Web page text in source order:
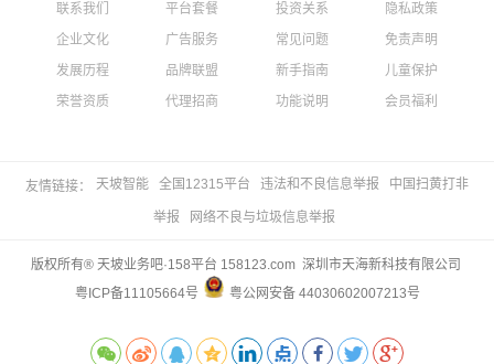
联系我们
企业文化
发展历程
荣誉资质
平台套餐
广告服务
品牌联盟
代理招商
投资关系
常见问题
新手指南
功能说明
隐私政策
免责声明
儿童保护
会员福利
友情链接： 天坡智能 全国12315平台 违法和不良信息举报 中国扫黄打非
举报 网络不良与垃圾信息举报
版权所有® 天坡业务吧·158平台 158123.com 深圳市天海新科技有限公司
粤ICP备11105664号
粤公网安备 44030602007213号